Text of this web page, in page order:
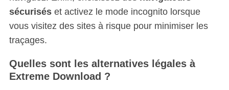
sécuriséset activez le mode incognito lorsque
vous visitez des sites à risque pour minimiser les
traçages.
Quelles sont les alternatives légales à
Extreme Download ?